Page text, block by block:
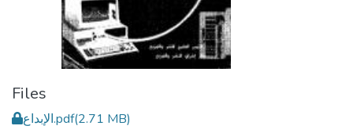
Files
الإبداع.pdf(2.71 MB)